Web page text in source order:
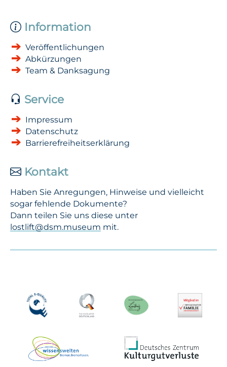
Information
Veröffentlichungen
Abkürzungen
Team & Danksagung
Service
Impressum
Datenschutz
Barrierefreiheitserklärung
Kontakt
Haben Sie Anregungen, Hinweise und vielleicht
sogar fehlende Dokumente?
Dann teilen Sie uns diese unter
lostlift@dsm.museum mit.